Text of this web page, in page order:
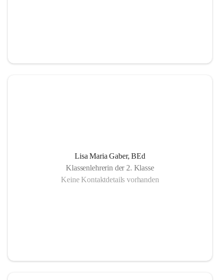
Lisa Maria Gaber, BEd
Klassenlehrerin der 2. Klasse
Keine Kontaktdetails vorhanden